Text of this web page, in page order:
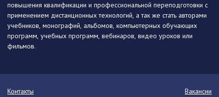
повышения квалификации и профессиональной переподготовки с
применением дистанционных технологий, а так же стать авторами
учебников, монографий, альбомов, компьютерных обучающих
программ, учебных программ, вебинаров, видео уроков или
фильмов.
Контакты Вакансии